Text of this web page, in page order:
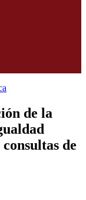
de la
de